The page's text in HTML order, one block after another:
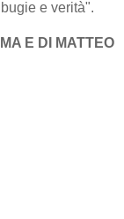
e verità".
E DI MATTEO